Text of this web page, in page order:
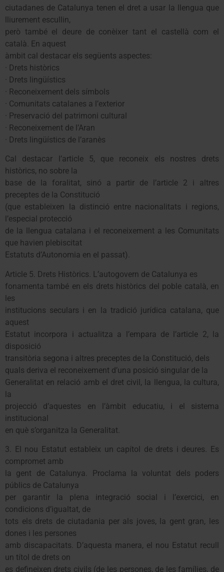
ciutadanes de Catalunya tenen el dret a usar la llengua que
lliurement escullin,
però també el deure de conèixer tant el castellà com el
català. En aquest
àmbit cal destacar els següents aspectes:
· Drets històrics
· Drets lingüístics
· Reconeixement dels símbols
· Comunitats catalanes a l’exterior
· Preservació del patrimoni cultural
· Reconeixement de l’Aran
· Drets lingüístics de l’aranès
Cal destacar l’article 5, que reconeix els nostres drets
històrics, no sobre la
base de la foralitat, sinó a partir de l’article 2 i altres
preceptes de la Constitució
(que estableixen la distinció entre nacionalitats i regions,
l’especial protecció
de la llengua catalana i el reconeixement a les Comunitats
que havien plebiscitat
Estatuts d’Autonomia en el passat).
Article 5. Drets Històrics. L’autogovern de Catalunya es
fonamenta també en els drets històrics del poble català, en
les
institucions seculars i en la tradició jurídica catalana, que
aquest
Estatut incorpora i actualitza a l’empara de l’article 2, la
disposició
transitòria segona i altres preceptes de la Constitució, dels
quals deriva el reconeixement d’una posició singular de la
Generalitat en relació amb el dret civil, la llengua, la cultura,
la
projecció d’aquestes en l’àmbit educatiu, i el sistema
institucional
en què s’organitza la Generalitat.
3. El nou Estatut estableix un capítol de drets i deures. Es
compromet amb
la gent de Catalunya. Proclama la voluntat dels poders
públics de Catalunya
per garantir la plena integració social i l’exercici, en
condicions d’igualtat, de
tots els drets de ciutadania per als joves, la gent gran, les
dones i les persones
amb discapacitats. D’aquesta manera, el nou Estatut recull
un títol de drets on
es defineixen drets civils (de les persones, de les famílies, de